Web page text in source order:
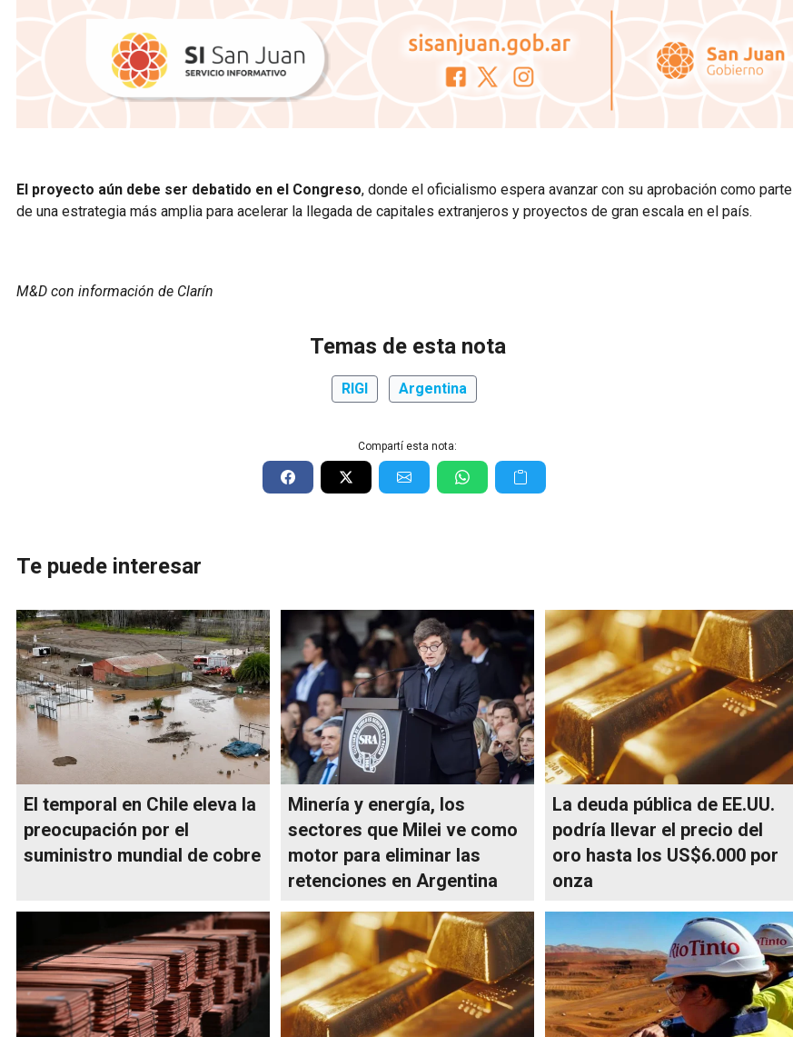
El proyecto aún debe ser debatido en el Congreso, donde el oficialismo espera avanzar con su aprobación como parte
de una estrategia más amplia para acelerar la llegada de capitales extranjeros y proyectos de gran escala en el país.
M&D con información de Clarín
Temas de esta nota
RIGI Argentina
Compartí esta nota:
Te puede interesar
El temporal en Chile eleva la
preocupación por el
suministro mundial de cobre
Minería y energía, los
sectores que Milei ve como
motor para eliminar las
retenciones en Argentina
La deuda pública de EE.UU.
podría llevar el precio del
oro hasta los US$6.000 por
onza